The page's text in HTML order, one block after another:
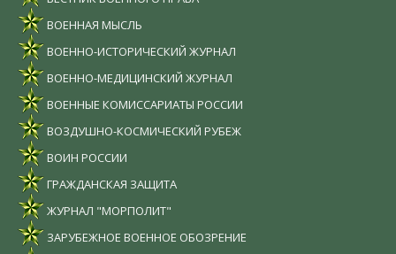
ВОЕННАЯ МЫСЛЬ
ВОЕННО-ИСТОРИЧЕСКИЙ ЖУРНАЛ
ВОЕННО-МЕДИЦИНСКИЙ ЖУРНАЛ
ВОЕННЫЕ КОМИССАРИАТЫ РОССИИ
ВОЗДУШНО-КОСМИЧЕСКИЙ РУБЕЖ
ВОИН РОССИИ
ГРАЖДАНСКАЯ ЗАЩИТА
ЖУРНАЛ "МОРПОЛИТ"
ЗАРУБЕЖНОЕ ВОЕННОЕ ОБОЗРЕНИЕ